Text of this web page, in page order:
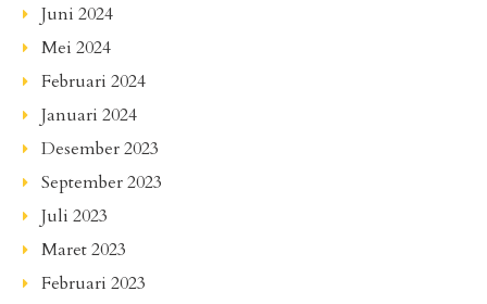
Juni 2024
Mei 2024
Februari 2024
Januari 2024
Desember 2023
September 2023
Juli 2023
Maret 2023
Februari 2023